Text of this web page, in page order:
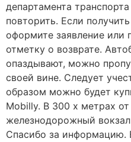
департамента
повторить. Если
оформите заявление или
отметку о возврате.
опаздывают, можно
своей вине. Следует
образом можно будет
Mobilly. В 300 х метрах
железнодорожный
Спасибо за информацию.